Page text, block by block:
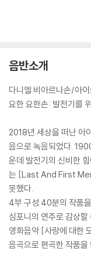
음반소개
다니엘 비아르나손/아
요한 요한손: 발전기를
2018년 세상을 떠난 아
음으로 녹음되었다.
운데 발전기의 신비한
는 [Last And First
못했다.
4부 구성 40분의 작품
심포니의 연주로 감상
영화음악 [사랑에 대한
음곡으로 편곡한 작품을